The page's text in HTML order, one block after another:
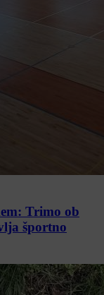
Trimo ob
športno